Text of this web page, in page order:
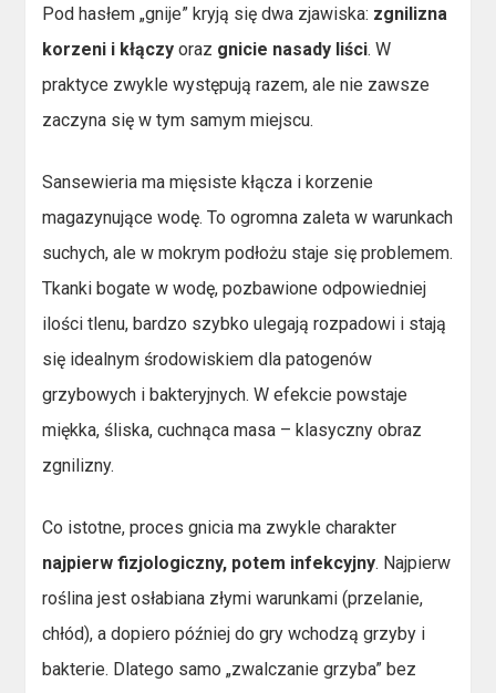
Pod hasłem „gnije” kryją się dwa zjawiska: zgnilizna
korzeni i kłączy oraz gnicie nasady liści. W
praktyce zwykle występują razem, ale nie zawsze
zaczyna się w tym samym miejscu.
Sansewieria ma mięsiste kłącza i korzenie
magazynujące wodę. To ogromna zaleta w warunkach
suchych, ale w mokrym podłożu staje się problemem.
Tkanki bogate w wodę, pozbawione odpowiedniej
ilości tlenu, bardzo szybko ulegają rozpadowi i stają
się idealnym środowiskiem dla patogenów
grzybowych i bakteryjnych. W efekcie powstaje
miękka, śliska, cuchnąca masa – klasyczny obraz
zgnilizny.
Co istotne, proces gnicia ma zwykle charakter
najpierw fizjologiczny, potem infekcyjny. Najpierw
roślina jest osłabiana złymi warunkami (przelanie,
chłód), a dopiero później do gry wchodzą grzyby i
bakterie. Dlatego samo „zwalczanie grzyba” bez